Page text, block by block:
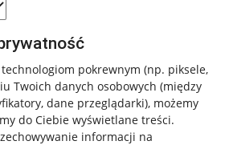
pokrewnym (np. piksele,
Twoich danych osobowych (między
dane przeglądarki), możemy
do Ciebie wyświetlane treści.
informacji na